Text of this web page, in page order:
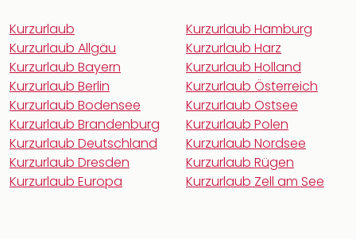
Kurzurlaub
Kurzurlaub Allgäu
Kurzurlaub Bayern
Kurzurlaub Berlin
Kurzurlaub Bodensee
Kurzurlaub Brandenburg
Kurzurlaub Deutschland
Kurzurlaub Dresden
Kurzurlaub Europa
Kurzurlaub Hamburg
Kurzurlaub Harz
Kurzurlaub Holland
Kurzurlaub Österreich
Kurzurlaub Ostsee
Kurzurlaub Polen
Kurzurlaub Nordsee
Kurzurlaub Rügen
Kurzurlaub Zell am See